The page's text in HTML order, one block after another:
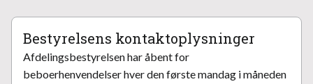
Bestyrelsens kontaktoplysninger
Afdelingsbestyrelsen har åbent for
beboerhenvendelser hver den første mandag i måneden